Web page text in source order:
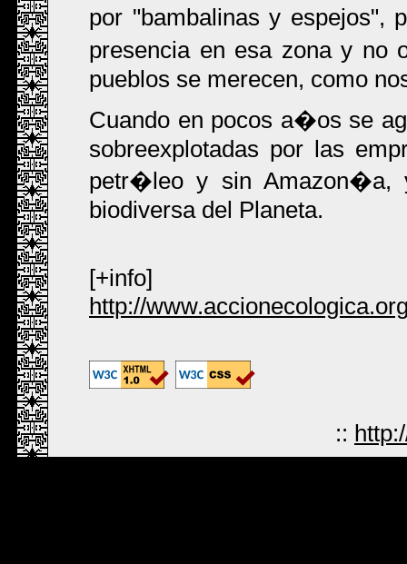
por "bambalinas y espejos",
presencia en esa zona y no
pueblos se merecen, como
Cuando en pocos a�os se
sobreexplotadas por las
petr�leo y sin Amazon�a,
biodiversa del Planeta.
[+info]
http://
::